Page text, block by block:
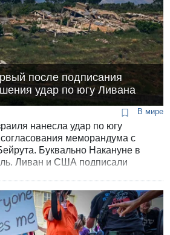
после подписания
удар по югу Ливана
В мире
нанесла удар по югу
меморандума с
Буквально Накануне в
Ливан и США подписали
и будущем мире между